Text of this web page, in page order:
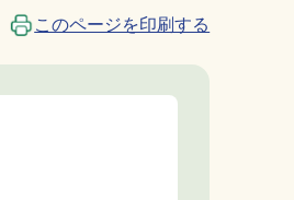
このページを印刷する